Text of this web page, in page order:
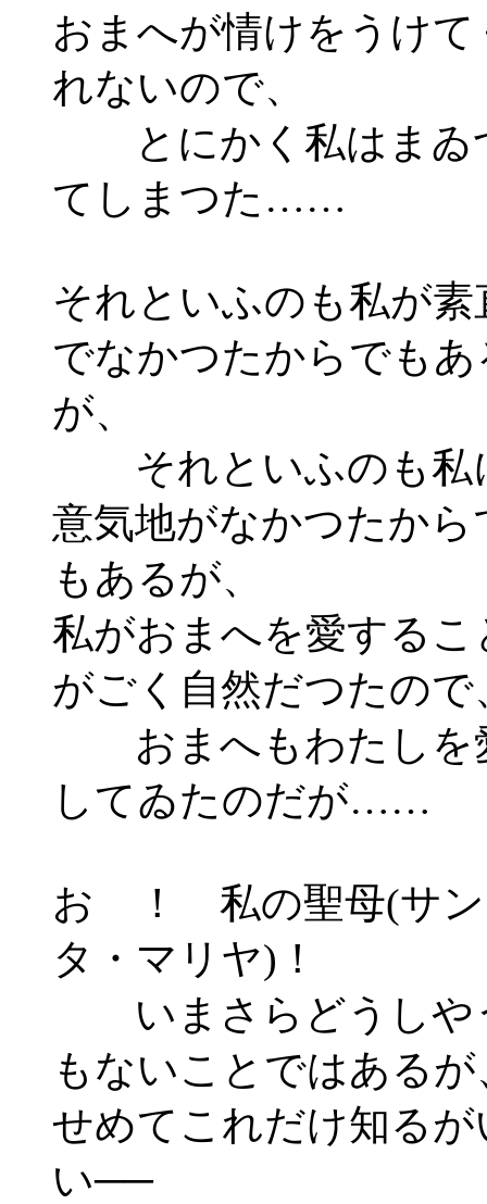
おまへが情けをうけて
れないので、
とにかく私はまゐ
てしまつた……
それといふのも私が素
でなかつたからでもあ
が、
それといふのも私
意気地がなかつたから
もあるが、
私がおまへを愛するこ
がごく自然だつたので
おまへもわたしを
してゐたのだが……
おゝ！ 私の聖母(サン
タ・マリヤ)！
いまさらどうしや
もないことではあるが
せめてこれだけ知るが
い──